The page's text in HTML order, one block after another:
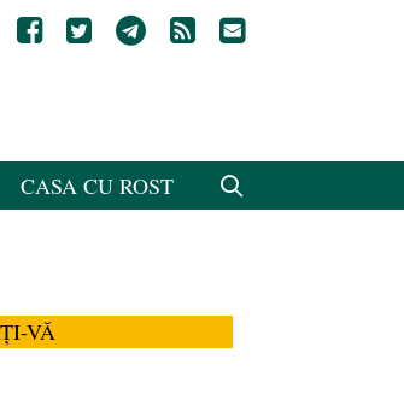
CASA CU ROST
VĂ